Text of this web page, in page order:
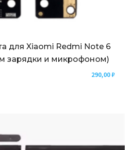
для Xiaomi Redmi Note 6
зарядки и микрофоном)
290,00₽